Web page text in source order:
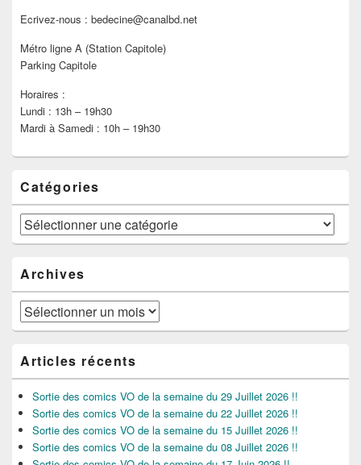
Ecrivez-nous : bedecine@canalbd.net
Métro ligne A (Station Capitole)
Parking Capitole
Horaires :
Lundi : 13h – 19h30
Mardi à Samedi : 10h – 19h30
Catégories
Catégories
Archives
Archives
Articles récents
Sortie des comics VO de la semaine du 29 Juillet 2026 !!
Sortie des comics VO de la semaine du 22 Juillet 2026 !!
Sortie des comics VO de la semaine du 15 Juillet 2026 !!
Sortie des comics VO de la semaine du 08 Juillet 2026 !!